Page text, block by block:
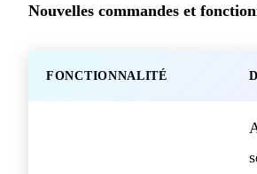
Nouvelles commandes et
FONCTIONNALITÉ